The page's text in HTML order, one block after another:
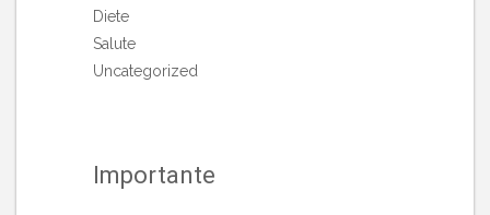
Diete
Salute
Uncategorized
Importante